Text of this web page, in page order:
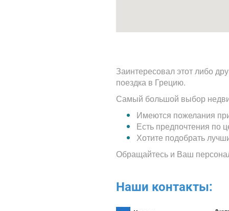
Заинтересовал этот либо
поездка в Грецию.
Самый большой выбор
Имеются пожелания
Есть предпочтения по
Хотите подобрать
Обращайтесь и Ваш
Наши контакты: